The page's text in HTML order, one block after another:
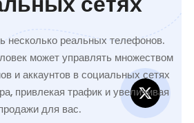
несколько реальных телефонов.
может управлять множеством
и аккаунтов в социальных сетях
привлекая трафик и увеличивая
для вас.